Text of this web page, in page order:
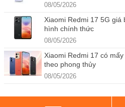
08/05/2026
Xiaomi Redmi 17 5G giá
hình chính thức
08/05/2026
Xiaomi Redmi 17 có
theo phong thủy
08/05/2026